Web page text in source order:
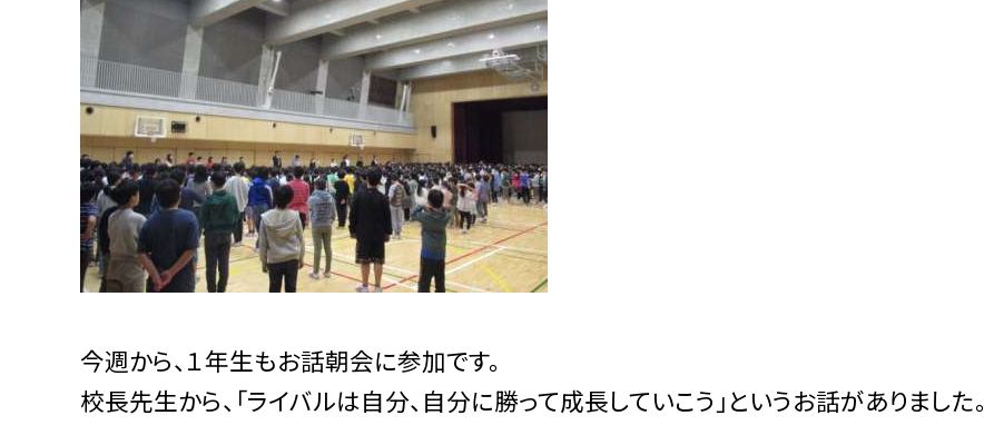
今週から、１年生もお話朝会に参加です。
校長先生から、「ライバルは自分、自分に勝って成長していこう」というお話がありました。